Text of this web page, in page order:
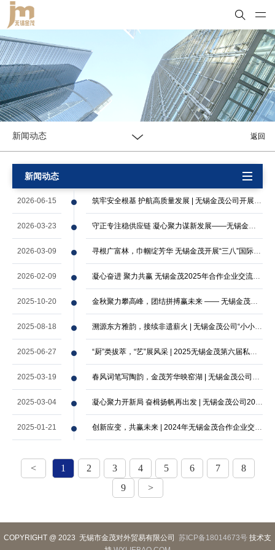
新闻动态 返回
新闻动态
2026-06-15 筑牢安全根基 护航高质量发展 | 无锡金茂公司开展 2026 年消防安全应急演练
2026-03-23 守正专注稳供应链 凝心聚力谋新发展——无锡金茂2026年新春座谈会顺利召开
2026-03-09 寻根广富林，巾帼绽芳华 无锡金茂开展“三八”国际妇女节活动
2026-02-09 凝心奋进 聚力共赢 无锡金茂2025年合作企业交流研讨会暨公司年度总结表彰大会圆满召开…
2025-10-20 金秋聚力攀高峰，团结拼搏赢未来 —— 无锡金茂公司2025年工会户外活动圆满落幕
2025-08-18 溯源东方雅韵，接续非遗薪火 | 无锡金茂公司“小小服装设计师”2025年暑期夏令营圆满…
2025-06-27 “厨”类拔萃，“艺”展风采 | 2025无锡金茂第六届私房菜品尝会圆满落幕
2025-03-19 春风词笔写陶韵，金茂芳华映窑湖 | 无锡金茂公司开展“三八”国际妇女节活动
2025-03-04 凝心聚力开新局 奋楫扬帆再出发 | 无锡金茂公司2025年新春座谈会顺利召开
2025-01-21 创新应变，共赢未来 | 2024年无锡金茂合作企业交流研讨会暨公司年度总结表彰大会圆满…
< 1 2 3 4 5 6 7
8
9
>
COPYRIGHT @ 2023 无锡市金茂对外贸易有限公司 苏ICP备18014673号 技术支